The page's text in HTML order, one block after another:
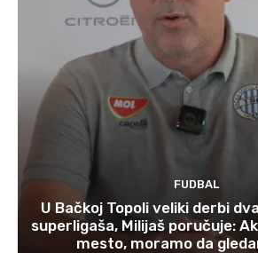
FUDBAL
U Bačkoj Topoli veliki derbi
superligaša, Milijaš poručuje:
mesto, moramo da